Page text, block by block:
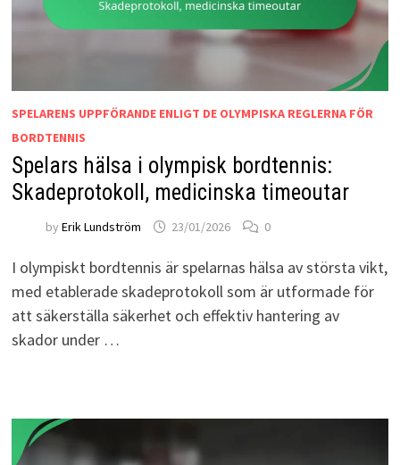
SPELARENS UPPFÖRANDE ENLIGT DE OLYMPISKA REGLERNA FÖR
BORDTENNIS
Spelars hälsa i olympisk bordtennis:
Skadeprotokoll, medicinska timeoutar
by Erik Lundström 23/01/2026 0
I olympiskt bordtennis är spelarnas hälsa av största vikt,
med etablerade skadeprotokoll som är utformade för
att säkerställa säkerhet och effektiv hantering av
skador under …